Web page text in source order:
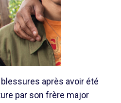
après avoir été
par son frère major